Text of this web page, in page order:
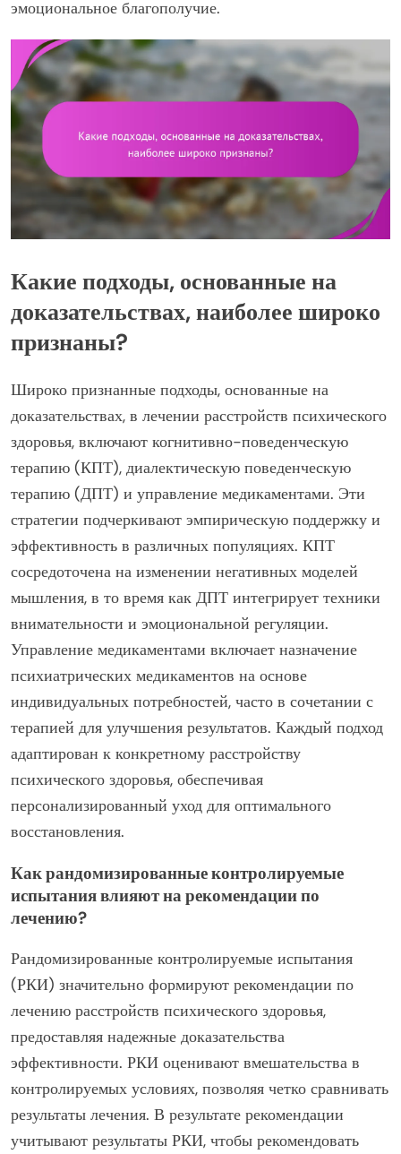
эмоциональное благополучие.
Какие подходы, основанные на
доказательствах, наиболее широко
признаны?
Широко признанные подходы, основанные на
доказательствах, в лечении расстройств психического
здоровья, включают когнитивно-поведенческую
терапию (КПТ), диалектическую поведенческую
терапию (ДПТ) и управление медикаментами. Эти
стратегии подчеркивают эмпирическую поддержку и
эффективность в различных популяциях. КПТ
сосредоточена на изменении негативных моделей
мышления, в то время как ДПТ интегрирует техники
внимательности и эмоциональной регуляции.
Управление медикаментами включает назначение
психиатрических медикаментов на основе
индивидуальных потребностей, часто в сочетании с
терапией для улучшения результатов. Каждый подход
адаптирован к конкретному расстройству
психического здоровья, обеспечивая
персонализированный уход для оптимального
восстановления.
Как рандомизированные контролируемые
испытания влияют на рекомендации по
лечению?
Рандомизированные контролируемые испытания
(РКИ) значительно формируют рекомендации по
лечению расстройств психического здоровья,
предоставляя надежные доказательства
эффективности. РКИ оценивают вмешательства в
контролируемых условиях, позволяя четко сравнивать
результаты лечения. В результате рекомендации
учитывают результаты РКИ, чтобы рекомендовать